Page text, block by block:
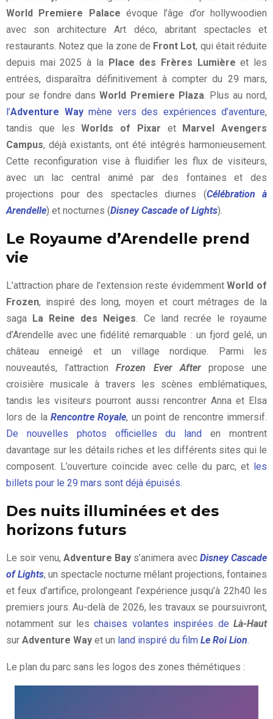
World Premiere Palace évoque l’âge d’or hollywoodien
avec son architecture Art déco, abritant spectacles et
restaurants. Notez que la zone de Front Lot, qui était réduite
depuis mai 2025 à la Place des Frères Lumière et les
entrées, disparaîtra définitivement à compter du 29 mars,
pour se fondre dansWorld Premiere Plaza. Plus au nord,
l’Adventure Waymène vers des expériences d’aventure,
tandis que lesWorlds of Pixar et Marvel Avengers
Campus, déjà existants, ont été intégrés harmonieusement.
Cette reconfiguration vise à fluidifier les flux de visiteurs,
avec un lac central animé par des fontaines et des
projections pour des spectacles diurnes (Célébration à
Arendelle) et nocturnes (Disney Cascade of Lights).
Le Royaume d’Arendelle prend
vie
L’attraction phare de l’extension reste évidemmentWorld of
Frozen, inspiré des long, moyen et court métrages de la
saga La Reine des Neiges. Ce land recrée le royaume
d’Arendelle avec une fidélité remarquable : un fjord gelé, un
château enneigé et un village nordique. Parmi les
nouveautés, l’attractionFrozen Ever After
propose une
croisière musicale à travers les scènes emblématiques,
tandis les visiteurs pourront aussi rencontrer Anna et Elsa
lors de la Rencontre Royale, un point de rencontre immersif.
De nouvelles photos officielles du land en montrent
davantage sur les détails riches et les différents sites qui le
composent. L’ouverture coïncide avec celle du parc, et les
billets pour le 29 mars sont déjà épuisés.
Des nuits illuminées et des
horizons futurs
Le soir venu, Adventure Bay s’animera avec Disney Cascade
of Lights, un spectacle nocturne mêlant projections, fontaines
et feux d’artifice, prolongeant l’expérience jusqu’à 22h40 les
premiers jours. Au-delà de 2026, les travaux se poursuivront,
notamment sur leschaises volantes inspirées deLà-Haut
sur Adventure Way et un land inspiré du film Le Roi Lion.
Le plan du parc sans les logos des zones thémétiques :